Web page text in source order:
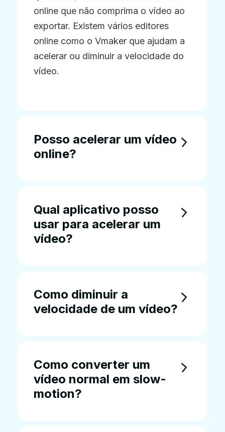
online que não comprima o vídeo ao
exportar. Existem vários editores
online como o Vmaker que ajudam a
acelerar ou diminuir a velocidade do
vídeo.
Posso acelerar um vídeo
online?
Qual aplicativo posso
usar para acelerar um
vídeo?
Como diminuir a
velocidade de um vídeo?
Como converter um
vídeo normal em slow-
motion?